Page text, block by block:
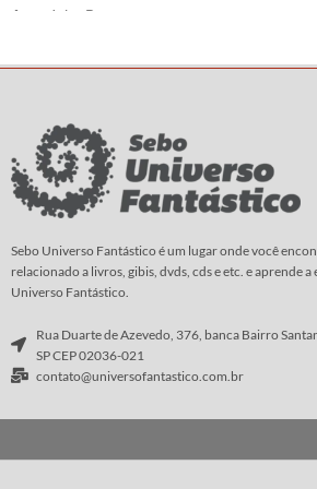
Arte:
John Buscema
Sebo Universo Fantástico é um lugar onde você
relacionado a livros, gibis, dvds, cds e etc. e aprende
Universo Fantástico.
Rua Duarte de Azevedo, 376, banca Bairro
SP CEP 02036-021
contato@universofantastico.com.br